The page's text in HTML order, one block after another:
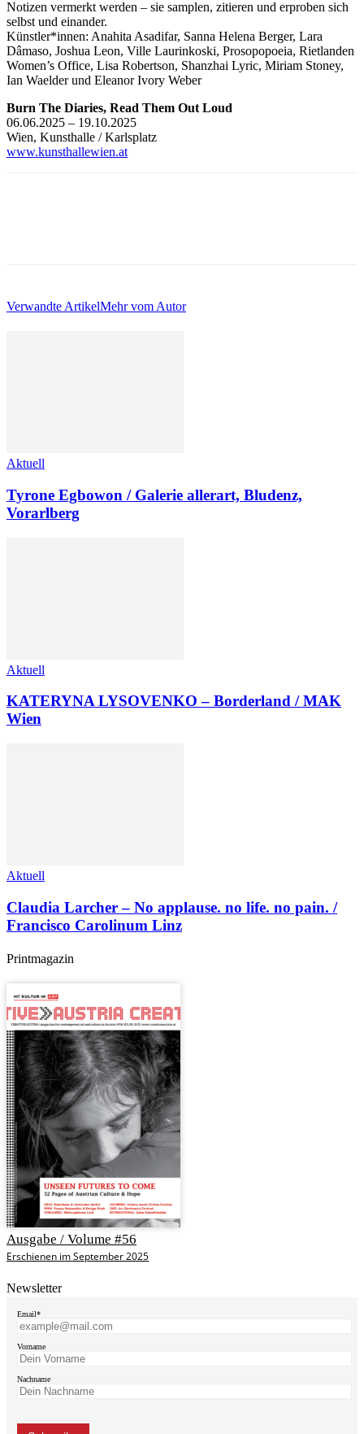
Notizen vermerkt werden – sie samplen, zitieren und erproben sich
selbst und einander.
Künstler*innen: Anahita Asadifar, Sanna Helena Berger, Lara
Dâmaso, Joshua Leon, Ville Laurinkoski, Prosopopoeia, Rietlanden
Women’s Office, Lisa Robertson, Shanzhai Lyric, Miriam Stoney,
Ian Waelder und Eleanor Ivory Weber
Burn The Diaries, Read Them Out Loud
06.06.2025 – 19.10.2025
Wien, Kunsthalle / Karlsplatz
www.kunsthallewien.at
Verwandte ArtikelMehr vom Autor
Aktuell
Tyrone Egbowon / Galerie allerart, Bludenz,
Vorarlberg
Aktuell
KATERYNA LYSOVENKO – Borderland / MAK
Wien
Aktuell
Claudia Larcher – No applause. no life. no pain. /
Francisco Carolinum Linz
Printmagazin
Ausgabe / Volume #56
Erschienen im September 2025
Newsletter
Email*
Vorname
Nachname